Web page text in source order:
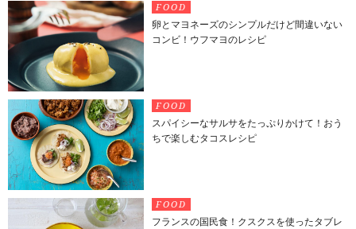
FOOD
卵とマヨネーズのシンプルだけど間違いない
コンビ！ウフマヨのレシピ
FOOD
スパイシーなサルサをたっぷりかけて！おう
ちで楽しむタコスレシピ
FOOD
フランスの国民食！クスクスを使ったタブレ